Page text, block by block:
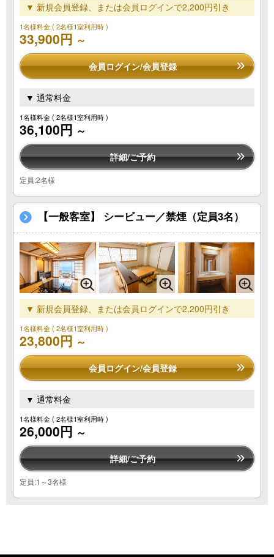
▼ 新規会員登録、または会員ログインで2,200円引き
1名様料金( 2名様1室利用時 )
33,900円 ～
会員ログイン/会員登録
▼ 通常料金
1名様料金( 2名様1室利用時 )
36,100円 ～
詳細/ご予約
定員:2名様
【一般客室】 シービュー／禁煙（定員3名）
▼ 新規会員登録、または会員ログインで2,200円引き
1名様料金( 2名様1室利用時 )
23,800円 ～
会員ログイン/会員登録
▼ 通常料金
1名様料金( 2名様1室利用時 )
26,000円 ～
詳細/ご予約
定員:1～3名様